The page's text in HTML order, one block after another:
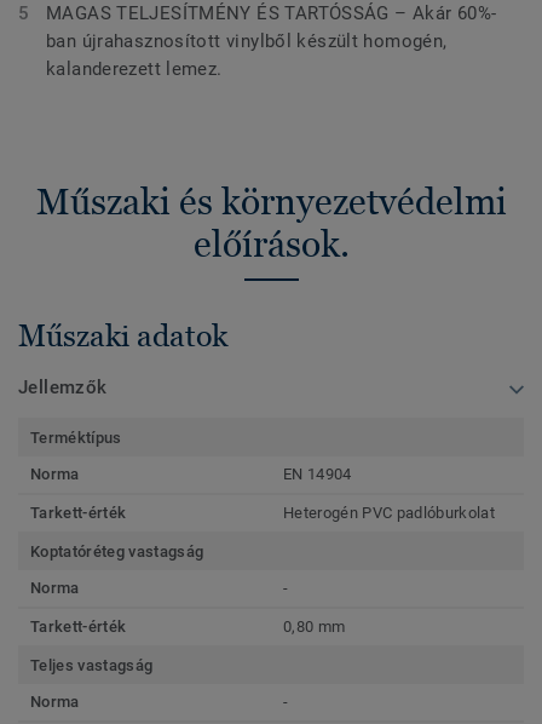
MAGAS TELJESÍTMÉNY ÉS TARTÓSSÁG – Akár 60%-
ban újrahasznosított vinylből készült homogén,
kalanderezett lemez.
Műszaki és környezetvédelmi
előírások.
Műszaki adatok
Jellemzők
Terméktípus
Norma
EN 14904
Tarkett-érték Heterogén PVC padlóburkolat
Koptatóréteg vastagság
Norma
-
Tarkett-érték 0,80 mm
Teljes vastagság
Norma
-